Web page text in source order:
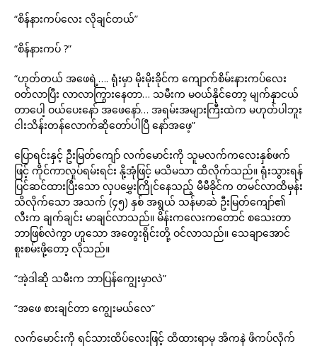
“စိန်နားကပ်လေး လိုချင်တယ်”
“စိန်နားကပ် ?”
“ဟုတ်တယ် အဖေရဲ့…. ရုံးမှာ မိုးမိုးခိုင်က ကျောက်စိမ်းနားကပ်လေး
ဝတ်လာပြီး လာလာကြွားနေတာ… သမီးက မဝယ်နိုင်တော့ မျက်နှာငယ်
တာပေါ့ ဝယ်ပေးနော် အဖေနော်… အရမ်းအများကြီးထဲက မဟုတ်ပါဘူး
ငါးသိန်းတန်လောက်ဆိုတော်ပါပြီ နော်အဖေ့”
ပြောရင်းနှင့် ဦးမြတ်ကျော် လက်မောင်းကို သူမလက်ကလေးနှစ်ဖက်
ဖြင့် ကိုင်ကာလှုပ်ရမ်းရင်း နို့အုံဖြင့် မသိမသာ ထိလိုက်သည်။ ရုံးသွားရန်
ပြင်ဆင်ထားပြီးသော လှပမွှေးကြိုင်နေသည့် မီမီခိုင်က တမင်လာထိမှန်း
သိလိုက်သော အသက် (၄၅) နှစ် အရွယ် သန်မာဆဲ ဦးမြတ်ကျော်၏
လီးက ချက်ချင်း မာချင်လာသည်။ မိန်းကလေးကတောင် စသေးတာ
ဘာဖြစ်လဲကွာ ဟူသော အတွေးရိုင်းတို့ ဝင်လာသည်။ သေချာအောင်
စူးစမ်းဖို့တော့ လိုသည်။
“အဲ့ဒါဆို သမီးက ဘာပြန်ကျွေးမှာလဲ”
“အဖေ စားချင်တာ ကျွေးမယ်လေ”
လက်မောင်းကို ရင်သားထိပ်လေးဖြင့် ထိထားရာမှ အိကနဲ ဖိကပ်လိုက်